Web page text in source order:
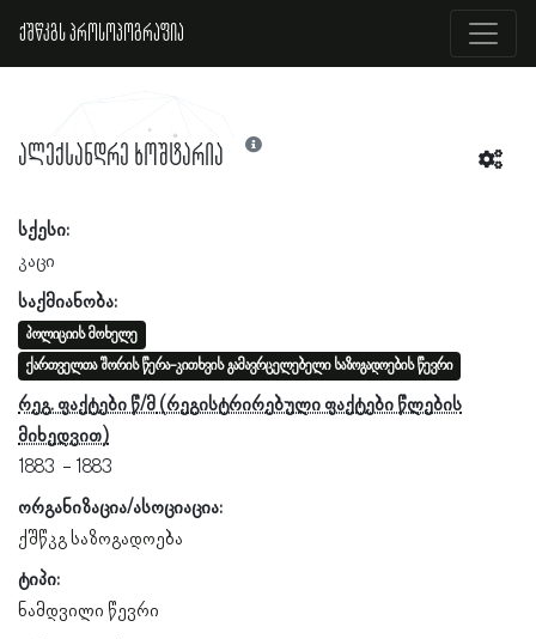
ქშწკგს პროსოპოგრაფია
ალექსანდრე ხოშტარია
სქესი:
კაცი
საქმიანობა:
პოლიციის მოხელე
ქართველთა შორის წერა-კითხვის გამავრცელებელი საზოგადოების წევრი
რეგ. ფაქტები წ/მ
1883
1883
ორგანიზაცია/ასოციაცია:
ქშწკგ საზოგადოება
ტიპი:
ნამდვილი წევრი